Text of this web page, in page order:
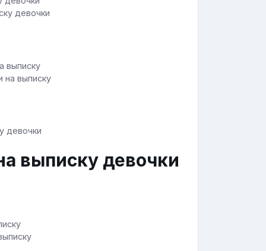
девочки
выписку
выписку девочки